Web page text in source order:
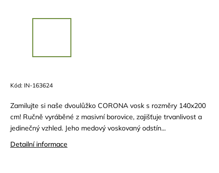
Kód: IN-163624
Zamilujte si naše dvoulůžko CORONA vosk s rozměry 140x200
cm! Ručně vyráběné z masivní borovice, zajišťuje trvanlivost a
jedinečný vzhled. Jeho medový voskovaný odstín...
Detailní informace